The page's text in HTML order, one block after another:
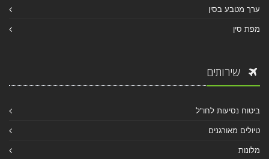
ערך מטבע בסין
מפת סין
שירותים
ביטוח נסיעות לחו"ל
טיולים מאורגנים
מלונות